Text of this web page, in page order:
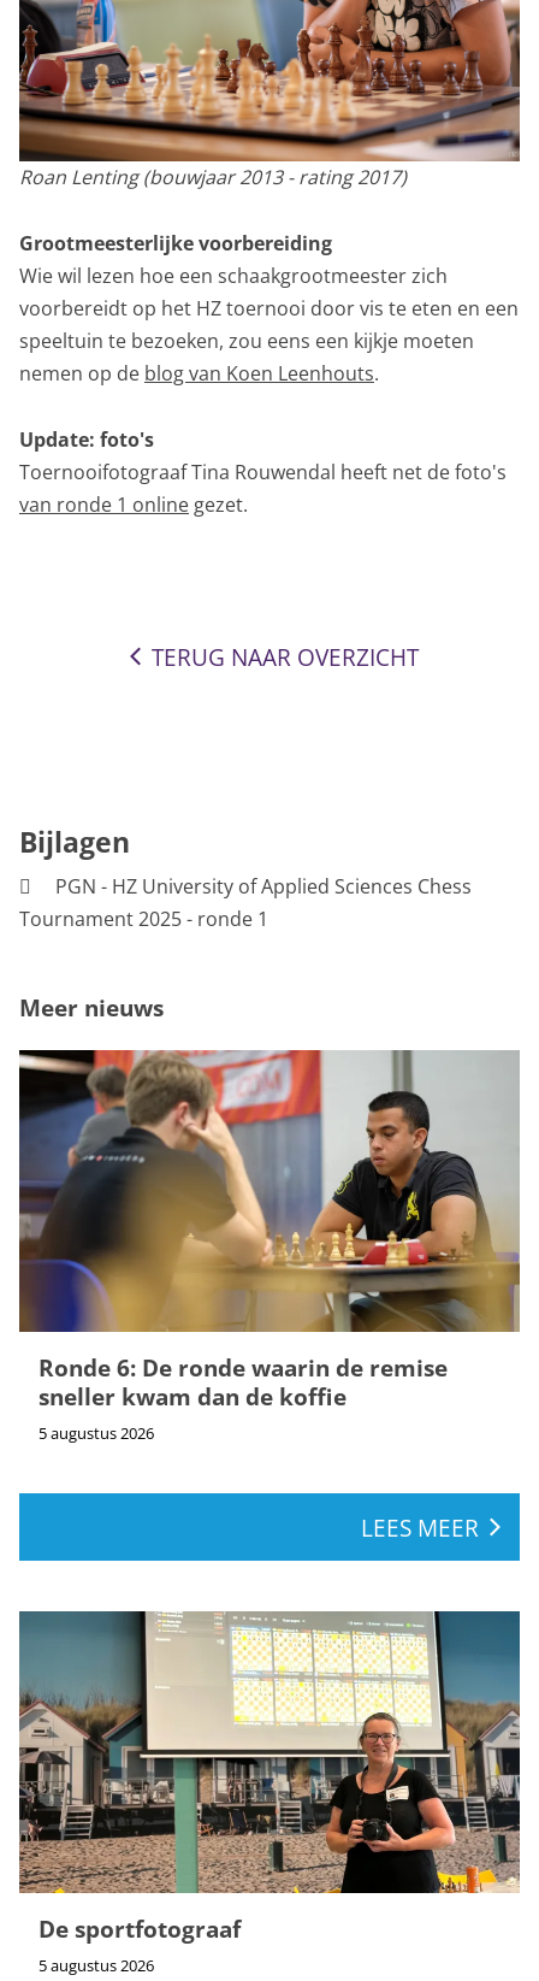
Roan Lenting (bouwjaar 2013 - rating 2017)
Grootmeesterlijke voorbereiding
Wie wil lezen hoe een schaakgrootmeester zich
voorbereidt op het HZ toernooi door vis te eten en een
speeltuin te bezoeken, zou eens een kijkje moeten
nemen op de blog van Koen Leenhouts.
Update: foto's
Toernooifotograaf Tina Rouwendal heeft net de foto's
van ronde 1 online gezet.
TERUG NAAR OVERZICHT
Bijlagen
PGN - HZ University of Applied Sciences Chess
Tournament 2025 - ronde 1
Meer nieuws
Ronde 6: De ronde waarin de remise
sneller kwam dan de koffie
5 augustus 2026
LEES MEER
De sportfotograaf
5 augustus 2026